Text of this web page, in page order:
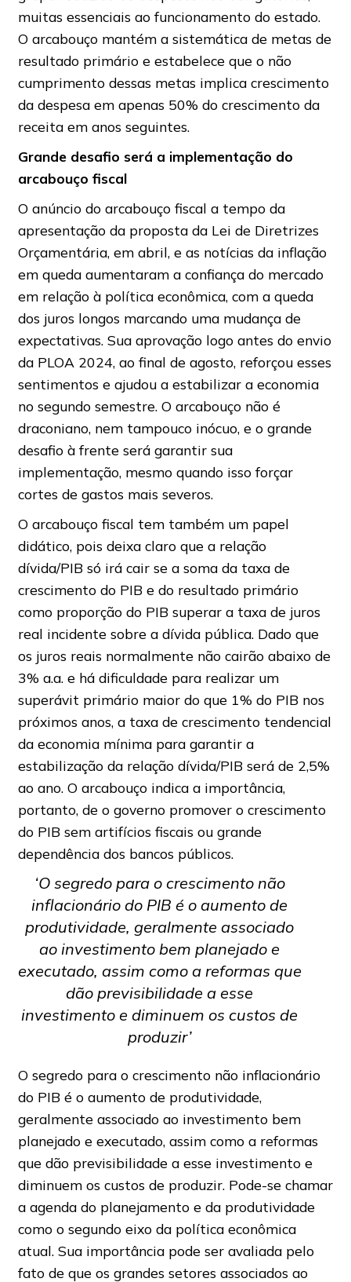
muitas essenciais ao funcionamento do estado.
O arcabouço mantém a sistemática de metas de
resultado primário e estabelece que o não
cumprimento dessas metas implica crescimento
da despesa em apenas 50% do crescimento da
receita em anos seguintes.
Grande desafio será a implementação do
arcabouço fiscal
O anúncio do arcabouço fiscal a tempo da
apresentação da proposta da Lei de Diretrizes
Orçamentária, em abril, e as notícias da inflação
em queda aumentaram a confiança do mercado
em relação à política econômica, com a queda
dos juros longos marcando uma mudança de
expectativas. Sua aprovação logo antes do envio
da PLOA 2024, ao final de agosto, reforçou esses
sentimentos e ajudou a estabilizar a economia
no segundo semestre. O arcabouço não é
draconiano, nem tampouco inócuo, e o grande
desafio à frente será garantir sua
implementação, mesmo quando isso forçar
cortes de gastos mais severos.
O arcabouço fiscal tem também um papel
didático, pois deixa claro que a relação
dívida/PIB só irá cair se a soma da taxa de
crescimento do PIB e do resultado primário
como proporção do PIB superar a taxa de juros
real incidente sobre a dívida pública. Dado que
os juros reais normalmente não cairão abaixo de
3% a.a. e há dificuldade para realizar um
superávit primário maior do que 1% do PIB nos
próximos anos, a taxa de crescimento tendencial
da economia mínima para garantir a
estabilização da relação dívida/PIB será de 2,5%
ao ano. O arcabouço indica a importância,
portanto, de o governo promover o crescimento
do PIB sem artifícios fiscais ou grande
dependência dos bancos públicos.
‘O segredo para o crescimento não
inflacionário do PIB é o aumento de
produtividade, geralmente associado
ao investimento bem planejado e
executado, assim como a reformas que
dão previsibilidade a esse
investimento e diminuem os custos de
produzir’
O segredo para o crescimento não inflacionário
do PIB é o aumento de produtividade,
geralmente associado ao investimento bem
planejado e executado, assim como a reformas
que dão previsibilidade a esse investimento e
diminuem os custos de produzir. Pode-se chamar
a agenda do planejamento e da produtividade
como o segundo eixo da política econômica
atual. Sua importância pode ser avaliada pelo
fato de que os grandes setores associados ao